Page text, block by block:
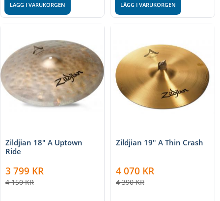
LÄGG I VARUKORGEN LÄGG I VARUKORGEN
Zildjian 18" A Uptown
Ride
3 799 KR
4 150KR
Zildjian 19" A Thin Crash
4 070 KR
4 390KR